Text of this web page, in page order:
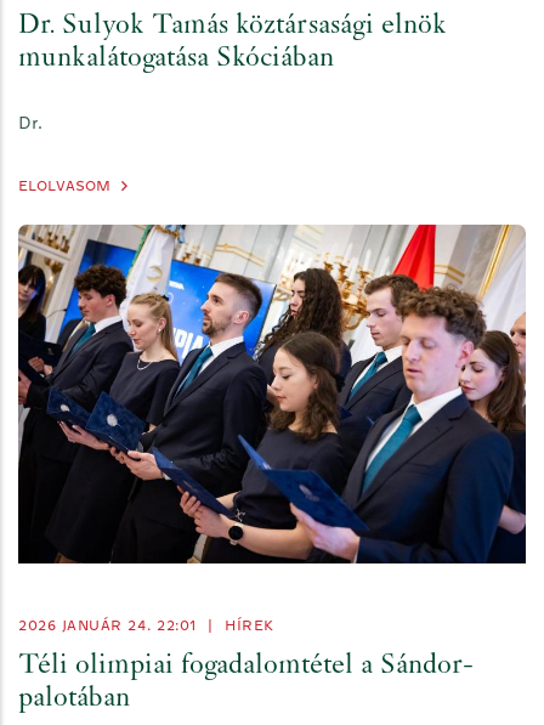
Dr. Sulyok Tamás köztársasági elnök
munkalátogatása Skóciában
Dr.
ELOLVASOM
2026 JANUÁR 24. 22:01 HÍREK
Téli olimpiai fogadalomtétel a Sándor-
palotában